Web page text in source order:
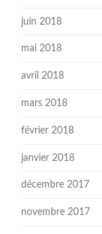
juin 2018
mai 2018
avril 2018
mars 2018
février 2018
janvier 2018
décembre 2017
novembre 2017